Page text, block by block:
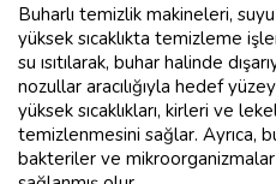
Buharlı temizlik makineleri,
yüksek sıcaklıkta temizleme
su ısıtılarak, buhar halinde
nozullar aracılığıyla hedef
yüksek sıcaklıkları, kirleri ve
temizlenmesini sağlar. Ayrıca,
bakteriler ve